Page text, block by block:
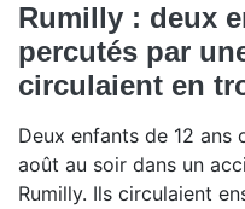
Rumilly : deux
percutés par
circulaient en
Deux enfants de 12 ans
août au soir dans un
Rumilly. Ils circulaient